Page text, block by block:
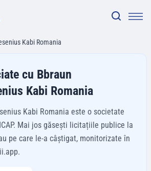
Kabi Romania
cu Bbraun
Kabi Romania
Kabi Romania este o societate
Mai jos găsești licitațiile publice la
pe care le-a câștigat, monitorizate în